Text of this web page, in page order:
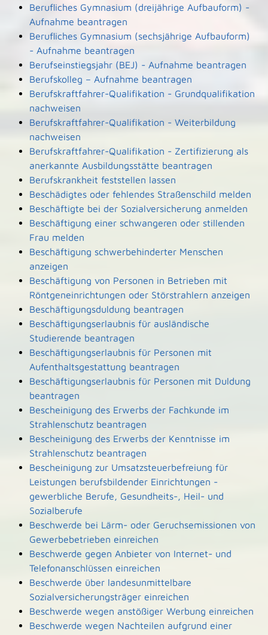
Berufliches Gymnasium (dreijährige Aufbauform) -
Aufnahme beantragen
Berufliches Gymnasium (sechsjährige Aufbauform)
- Aufnahme beantragen
Berufseinstiegsjahr (BEJ) - Aufnahme beantragen
Berufskolleg – Aufnahme beantragen
Berufskraftfahrer-Qualifikation - Grundqualifikation
nachweisen
Berufskraftfahrer-Qualifikation - Weiterbildung
nachweisen
Berufskraftfahrer-Qualifikation - Zertifizierung als
anerkannte Ausbildungsstätte beantragen
Berufskrankheit feststellen lassen
Beschädigtes oder fehlendes Straßenschild melden
Beschäftigte bei der Sozialversicherung anmelden
Beschäftigung einer schwangeren oder stillenden
Frau melden
Beschäftigung schwerbehinderter Menschen
anzeigen
Beschäftigung von Personen in Betrieben mit
Röntgeneinrichtungen oder Störstrahlern anzeigen
Beschäftigungsduldung beantragen
Beschäftigungserlaubnis für ausländische
Studierende beantragen
Beschäftigungserlaubnis für Personen mit
Aufenthaltsgestattung beantragen
Beschäftigungserlaubnis für Personen mit Duldung
beantragen
Bescheinigung des Erwerbs der Fachkunde im
Strahlenschutz beantragen
Bescheinigung des Erwerbs der Kenntnisse im
Strahlenschutz beantragen
Bescheinigung zur Umsatzsteuerbefreiung für
Leistungen berufsbildender Einrichtungen -
gewerbliche Berufe, Gesundheits-, Heil- und
Sozialberufe
Beschwerde bei Lärm- oder Geruchsemissionen von
Gewerbebetrieben einreichen
Beschwerde gegen Anbieter von Internet- und
Telefonanschlüssen einreichen
Beschwerde über landesunmittelbare
Sozialversicherungsträger einreichen
Beschwerde wegen anstößiger Werbung einreichen
Beschwerde wegen Nachteilen aufgrund einer